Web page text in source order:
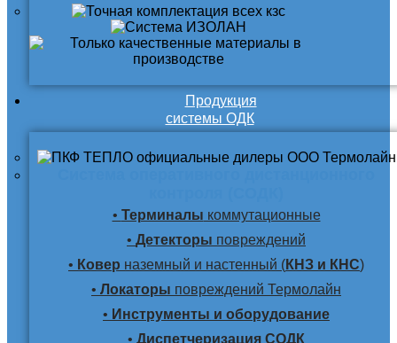
Продукция
системы ОДК
• Терминалы коммутационные
• Детекторы повреждений
• Ковер наземный и настенный (КНЗ и КНС)
• Локаторы повреждений Термолайн
• Инструменты и оборудование
• Диспетчеризация СОДК